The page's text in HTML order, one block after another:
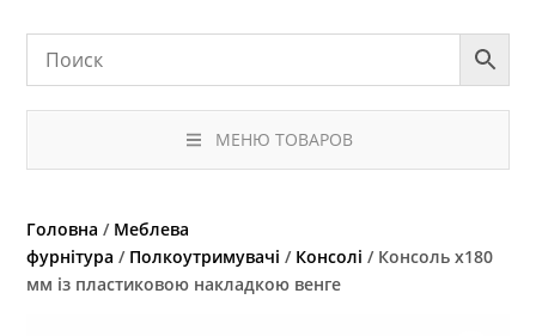
МЕНЮ ТОВАРОВ
Головна / Меблева
фурнітура / Полкоутримувачі / Консолі / Консоль х180
мм із пластиковою накладкою венге